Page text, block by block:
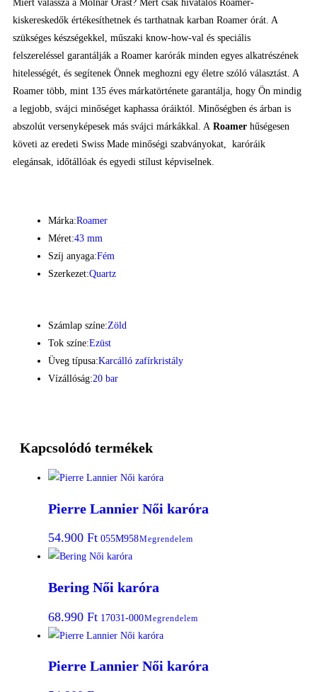
Miért válassza a Molnár Órást? Mert csak hivatalos Roamer-
kiskereskedők értékesíthetnek és tarthatnak karban Roamer órát. A
szükséges készségekkel, műszaki know-how-val és speciális
felszereléssel garantálják a Roamer karórák minden egyes alkatrészének
hitelességét, és segítenek Önnek meghozni egy életre szóló választást. A
Roamer több, mint 135 éves márkatörténete garantálja, hogy Ön mindig
a legjobb, svájci minőséget kaphassa óráiktól. Minőségben és árban is
abszolút versenyképesek más svájci márkákkal. A Roamer hűségesen
követi az eredeti Swiss Made minőségi szabványokat, karóráik
elegánsak, időtállóak és egyedi stílust képviselnek.
Márka:Roamer
Méret:43 mm
Szíj anyaga:Fém
Szerkezet:Quartz
Számlap színe:Zöld
Tok színe:Ezüst
Üveg típusa:Karcálló zafírkristály
Vízállóság:20 bar
Kapcsolódó termékek
Pierre Lannier Női karóra
54.900 Ft 055M958Megrendelem
Bering Női karóra
68.990 Ft 17031-000Megrendelem
Pierre Lannier Női karóra